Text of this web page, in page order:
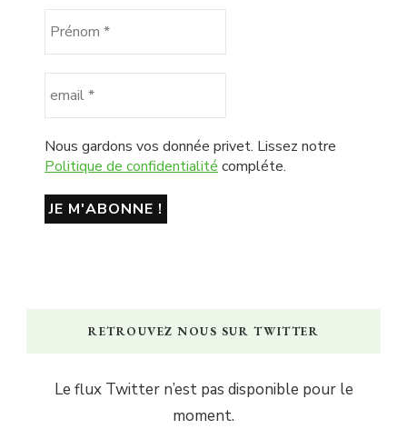
Nous gardons vos donnée privet. Lissez notre
Politique de confidentialité compléte.
RETROUVEZ NOUS SUR TWITTER
Le flux Twitter n’est pas disponible pour le
moment.